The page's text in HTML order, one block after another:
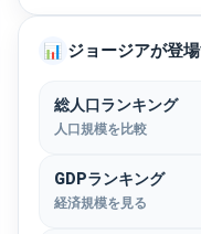
📊 ジョージアが登
総人口ランキング
人口規模を比較
GDPランキング
経済規模を見る